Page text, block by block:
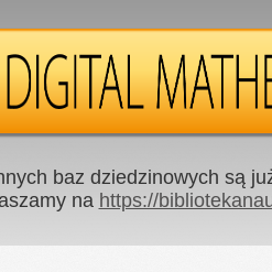
baz dziedzinowych są
na https://